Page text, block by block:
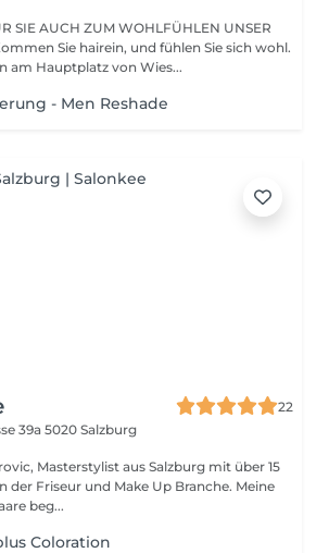
SIE AUCH ZUM WOHLFÜHLEN UNSER
am Hauptplatz von Wies...
- Men Reshade
22
39a 5020 Salzburg
Masterstylist aus Salzburg mit über 15
der Friseur und Make Up Branche. Meine
beg...
Coloration